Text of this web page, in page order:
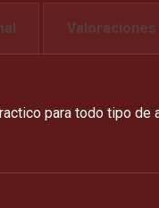
Valoraciones
para todo tipo de